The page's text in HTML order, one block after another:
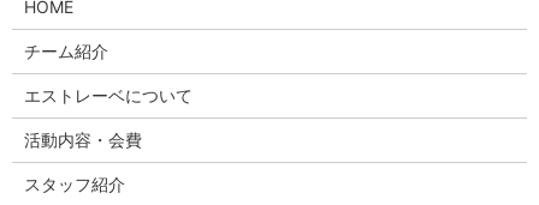
HOME
チーム紹介
エストレーベについて
活動内容・会費
スタッフ紹介